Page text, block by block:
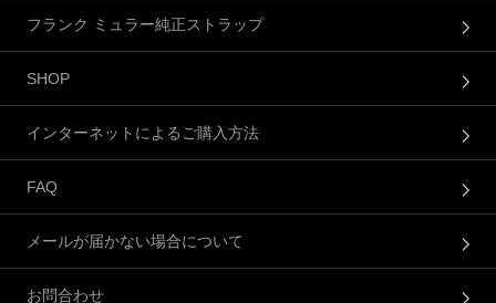
フランク ミュラー純正ストラップ
SHOP
インターネットによるご購入方法
FAQ
メールが届かない場合について
お問合わせ